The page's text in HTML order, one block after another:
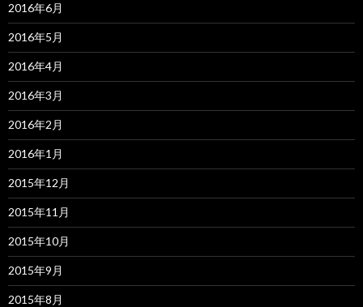
2016年6月
2016年5月
2016年4月
2016年3月
2016年2月
2016年1月
2015年12月
2015年11月
2015年10月
2015年9月
2015年8月